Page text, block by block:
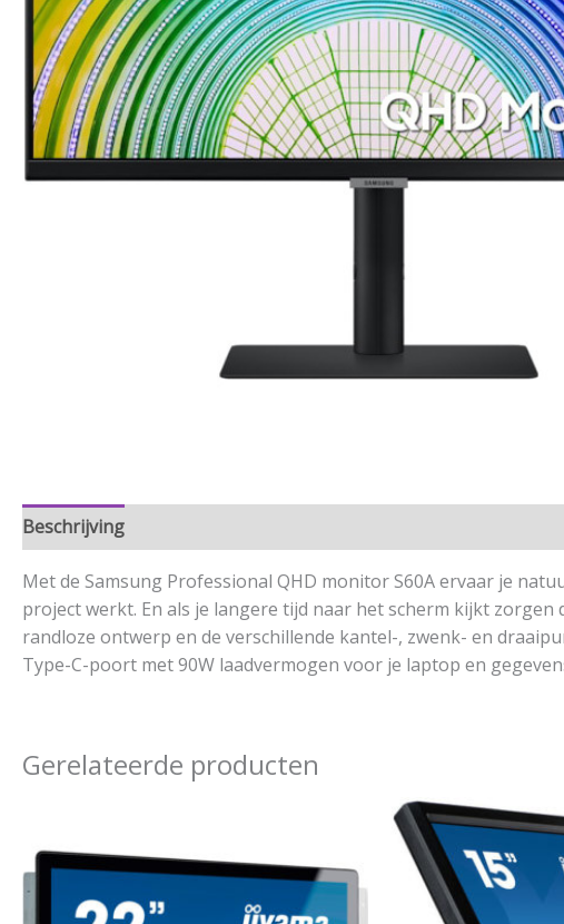
Beschrijving
Met de Samsung Professional QHD monitor S60A ervaar je
project werkt. En als je langere tijd naar het scherm kijkt
randloze ontwerp en de verschillende kantel-, zwenk- en
Type-C-poort met 90W laadvermogen voor je laptop en
Gerelateerde producten